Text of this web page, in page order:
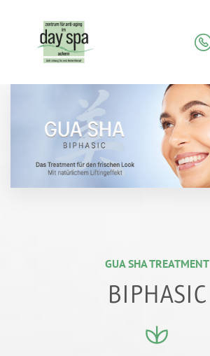
GUA SHA TREATMENT
BIPHASIC